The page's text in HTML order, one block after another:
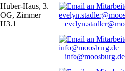
Huber-Haus, 3.
OG, Zimmer
H3.1
info@moosburg.de